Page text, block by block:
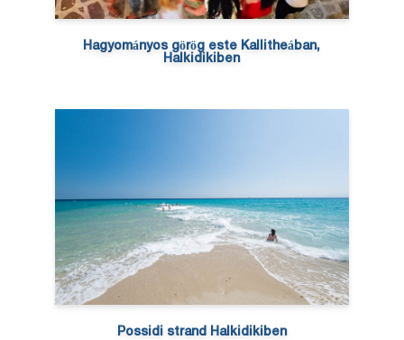
Hagyományos görög este Kallitheában,
Halkidikiben
Possidi strand Halkidikiben